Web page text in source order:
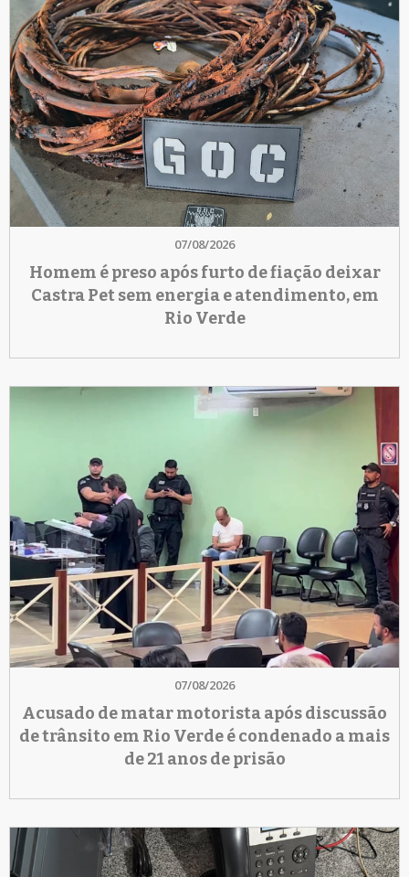
07/08/2026
Homem é preso após furto de fiação deixar
Castra Pet sem energia e atendimento, em
Rio Verde
07/08/2026
Acusado de matar motorista após discussão
de trânsito em Rio Verde é condenado a mais
de 21 anos de prisão